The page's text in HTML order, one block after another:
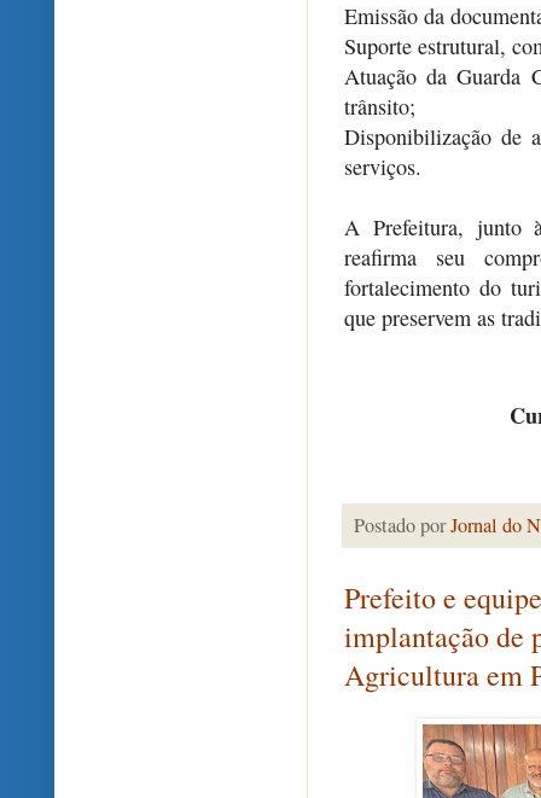
Emissão da
Suporte estrutural,
Atuação da Guarda
trânsito;
Disponibilização de
serviços.
A Prefeitura, junto
reafirma seu
fortalecimento do
que preservem as
Postado porJornal do
Prefeito e
implantação de
Agricultura em